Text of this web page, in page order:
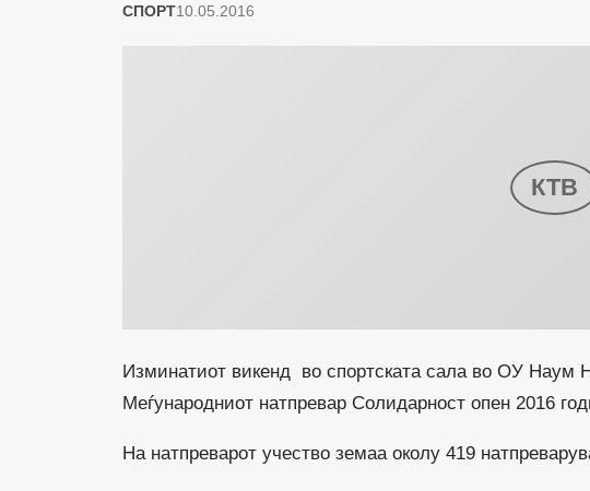
СПОРТ10.05.2016
Изминатиот викенд во спортската сала во ОУ Наум
Меѓународниот натпревар Солидарност опен 2016
На натпреварот учество земаа околу 419